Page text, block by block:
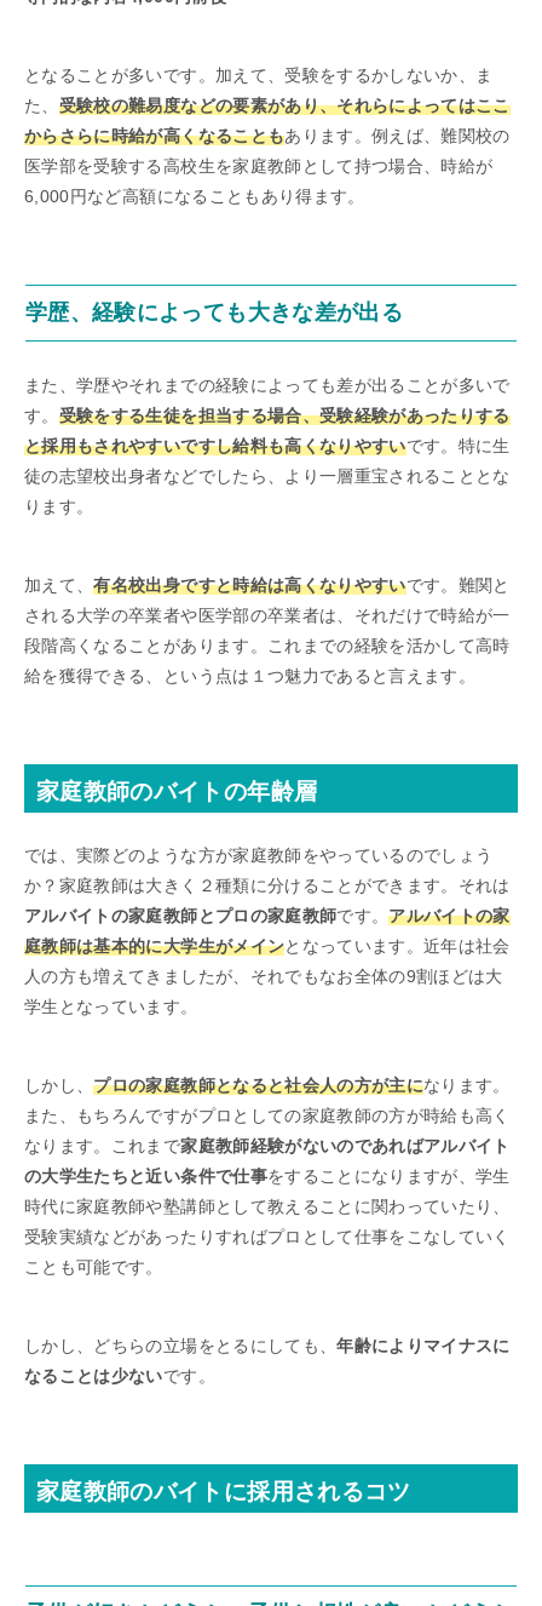
となることが多いです。加えて、受験をするかしないか、ま
た、 受験校の難易度などの要素があり、それらによってはここ
からさらに時給が高くなることもあります。例えば、難関校の
医学部を受験する高校生を家庭教師として持つ場合、時給が
6,000円など高額になることもあり得ます。
学歴、経験によっても大きな差が出る
また、学歴やそれまでの経験によっても差が出ることが多いで
す。 受験をする生徒を担当する場合、受験経験があったりする
と採用もされやすいですし給料も高くなりやすいです。特に生
徒の志望校出身者などでしたら、より一層重宝されることとな
ります。
加えて、有名校出身ですと時給は高くなりやすいです。難関と
される大学の卒業者や医学部の卒業者は、それだけで時給が一
段階高くなることがあります。これまでの経験を活かして高時
給を獲得できる、という点は１つ魅力であると言えます。
家庭教師のバイトの年齢層
では、実際どのような方が家庭教師をやっているのでしょう
か？家庭教師は大きく２種類に分けることができます。それは
アルバイトの家庭教師とプロの家庭教師です。アルバイトの家
庭教師は基本的に大学生がメインとなっています。近年は社会
人の方も増えてきましたが、それでもなお全体の9割ほどは大
学生となっています。
しかし、プロの家庭教師となると社会人の方が主になります。
また、もちろんですがプロとしての家庭教師の方が時給も高く
なります。これまで家庭教師経験がないのであればアルバイト
の大学生たちと近い条件で仕事をすることになりますが、学生
時代に家庭教師や塾講師として教えることに関わっていたり、
受験実績などがあったりすればプロとして仕事をこなしていく
ことも可能です。
しかし、どちらの立場をとるにしても、年齢によりマイナスに
なることは少ないです。
家庭教師のバイトに採用されるコツ